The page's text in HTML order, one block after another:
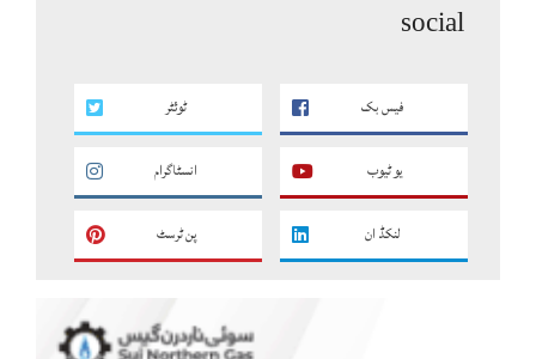
social
فیس بک ٹوئٹر
یو ٹیوب انسٹاگرام
لنکڈ ان پن ٹرسٹ